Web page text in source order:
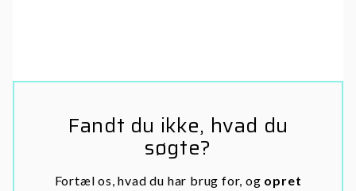
Fandt du ikke, hvad du
søgte?
Fortæl os, hvad du har brug for, og opret